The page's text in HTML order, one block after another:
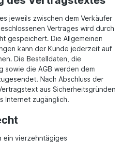
jeweils zwischen dem Verkäufer
Vertrages wird durch
gespeichert. Die Allgemeinen
kann der Kunde jederzeit auf
Die Bestelldaten, die
sowie die AGB werden dem
Nach Abschluss der
aus Sicherheitsgründen
Internet zugänglich.
ein vierzehntägiges